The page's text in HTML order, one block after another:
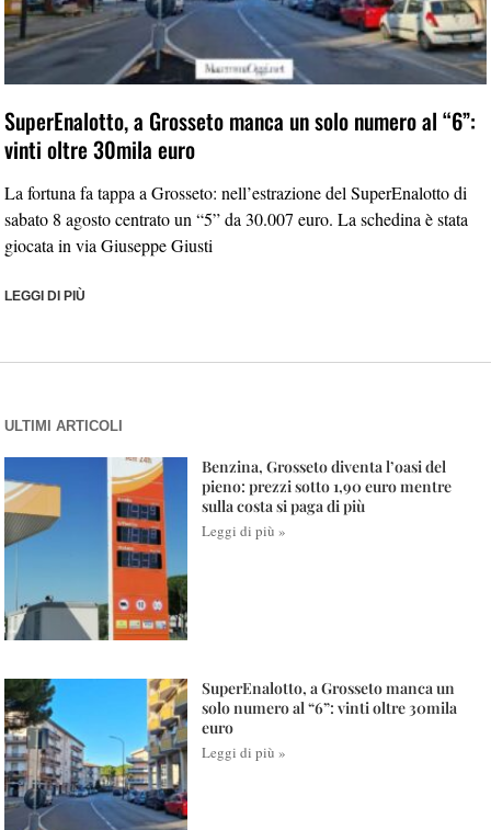
SuperEnalotto, a Grosseto manca un solo numero al “6”:
vinti oltre 30mila euro
La fortuna fa tappa a Grosseto: nell’estrazione del SuperEnalotto di
sabato 8 agosto centrato un “5” da 30.007 euro. La schedina è stata
giocata in via Giuseppe Giusti
LEGGI DI PIÙ
ULTIMI ARTICOLI
Benzina, Grosseto diventa l’oasi del
pieno: prezzi sotto 1,90 euro mentre
sulla costa si paga di più
Leggi di più »
SuperEnalotto, a Grosseto manca un
solo numero al “6”: vinti oltre 30mila
euro
Leggi di più »